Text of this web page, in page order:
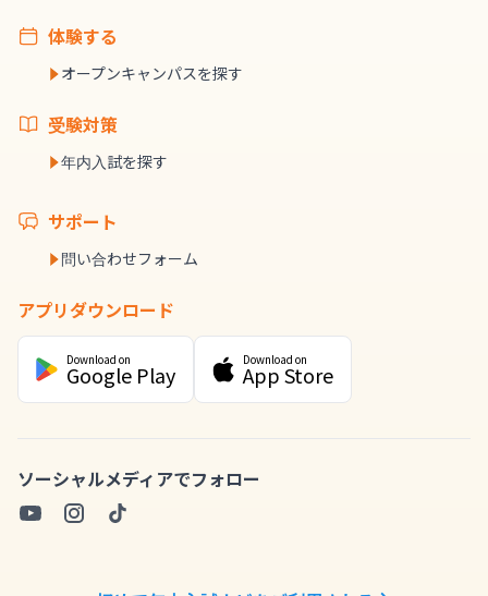
体験する
オープンキャンパスを探す
受験対策
年内入試を探す
サポート
問い合わせフォーム
アプリダウンロード
Download on
Google Play
Download on
App Store
ソーシャルメディアでフォロー